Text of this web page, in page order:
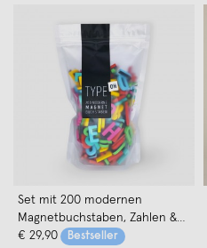
Set mit 200 modernen
Magnetbuchstaben, Zahlen &
Sonderzeichen. EIN HORN | TYPE
€ 29,90 Bestseller